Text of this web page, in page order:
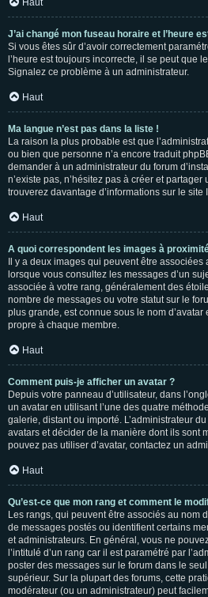
Haut
J’ai changé mon fuseau horaire et l’heure
Si vous êtes sûr d’avoir correctement
l’heure est toujours incorrecte, il se peut que
Signalez ce problème à un administrateur.
Haut
Ma langue n’est pas dans la liste !
La raison la plus probable est que
ou bien que personne n’a encore traduit
demander à un administrateur du forum
n’existe pas, n’hésitez pas à créer et
trouverez davantage d’informations sur le site
Haut
A quoi correspondent les images à
Il y a deux images qui peuvent être associées
lorsque vous consultez les messages d’un
associée à votre rang, généralement des
nombre de messages ou votre statut sur le
plus grande, est connue sous le nom
propre à chaque membre.
Haut
Comment puis-je afficher un avatar ?
Depuis votre panneau d’utilisateur, dans
un avatar en utilisant l’une des quatre
galerie, distant ou importé. L’administrateur
avatars et décider de la manière dont ils sont
pouvez pas utiliser d’avatar, contactez un
Haut
Qu’est-ce que mon rang et comment le
Les rangs, qui peuvent être associés au nom
de messages postés ou identifient certains
et administrateurs. En général, vous ne
l’intitulé d’un rang car il est paramétré par
poster des messages sur le forum dans le
supérieur. Sur la plupart des forums, cette
modérateur (ou un administrateur) peut